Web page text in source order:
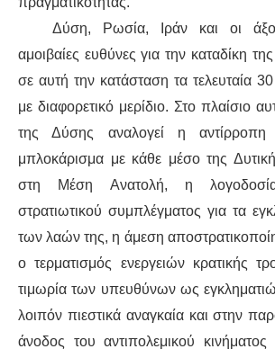
Δύση, Ρωσία, Ιράν και οι
αμοιβαίες ευθύνες για την καταδίκη
σε αυτή την κατάσταση τα τελευταία
με διαφορετικό μερίδιο. Στο πλαίσιο
της Δύσης αναλογεί η
μπλοκάρισμα με κάθε μέσο της
στη Μέση Ανατολή, η
στρατιωτικού συμπλέγματος για τα
των λαών της, η άμεση
ο τερματισμός ενεργειών κρατικής
τιμωρία των υπευθύνων ως
λοιπόν πιεστικά αναγκαία και στην
άνοδος του αντιπολεμικού